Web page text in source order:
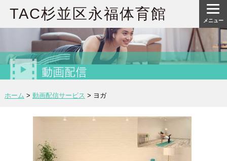
TAC杉並区永福体育館
ホーム > 動画配信サービス > ヨガ
メニュー